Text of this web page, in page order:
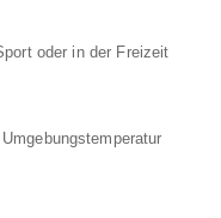
oder in der Freizeit